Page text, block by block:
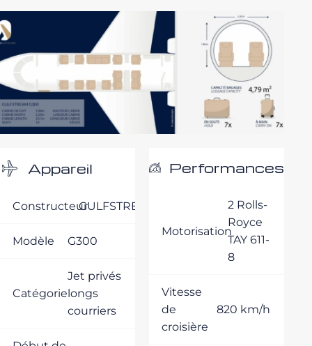
Appareil
ConstructeurGULFSTREAM
Modèle G300
Catégorie
Jet privés
longs
courriers
Performances
Motorisation
2 Rolls-
Royce
TAY 611-
8
Vitesse
de
croisière
820 km/h